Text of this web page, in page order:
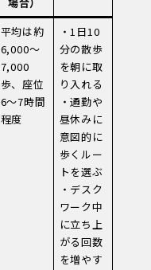
平均は約
6,000〜
7,000
歩、座位
6〜7時間
程度
・1日10
分の散歩
を朝に取
り入れる
・通勤や
昼休みに
意図的に
歩くルー
トを選ぶ
・デスク
ワーク中
に立ち上
がる回数
を増やす